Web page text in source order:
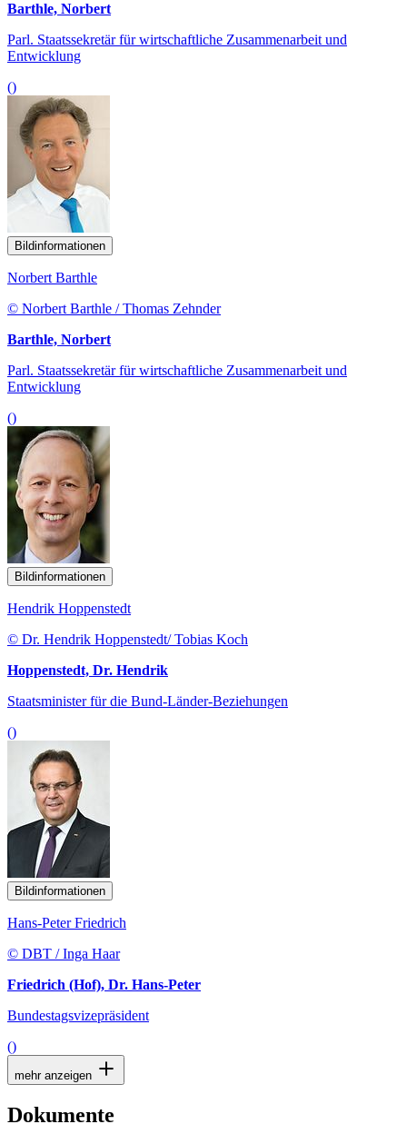
Barthle, Norbert
Parl. Staatssekretär für wirtschaftliche Zusammenarbeit und
Entwicklung
()
Bildinformationen
Norbert Barthle
© Norbert Barthle / Thomas Zehnder
Barthle, Norbert
Parl. Staatssekretär für wirtschaftliche Zusammenarbeit und
Entwicklung
()
Bildinformationen
Hendrik Hoppenstedt
© Dr. Hendrik Hoppenstedt/ Tobias Koch
Hoppenstedt, Dr. Hendrik
Staatsminister für die Bund-Länder-Beziehungen
()
Bildinformationen
Hans-Peter Friedrich
© DBT / Inga Haar
Friedrich (Hof), Dr. Hans-Peter
Bundestagsvizepräsident
()
mehr anzeigen
Dokumente